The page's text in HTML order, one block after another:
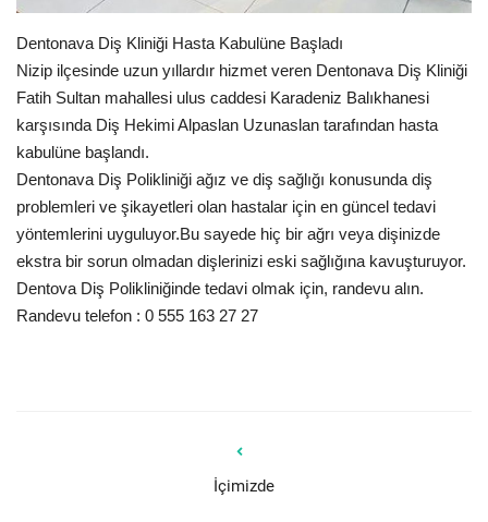
Dentonava Diş Kliniği Hasta Kabulüne Başladı
Nizip ilçesinde uzun yıllardır hizmet veren Dentonava Diş Kliniği
Fatih Sultan mahallesi ulus caddesi Karadeniz Balıkhanesi
karşısında Diş Hekimi Alpaslan Uzunaslan tarafından hasta
kabulüne başlandı.
Dentonava Diş Polikliniği ağız ve diş sağlığı konusunda diş
problemleri ve şikayetleri olan hastalar için en güncel tedavi
yöntemlerini uyguluyor.Bu sayede hiç bir ağrı veya dişinizde
ekstra bir sorun olmadan dişlerinizi eski sağlığına kavuşturuyor.
Dentova Diş Polikliniğinde tedavi olmak için, randevu alın.
Randevu telefon : 0 555 163 27 27
İçimizde